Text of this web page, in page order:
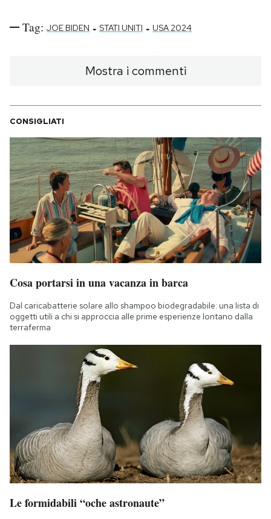
Tag: JOE BIDEN - STATI UNITI - USA 2024
Mostra i commenti
CONSIGLIATI
Cosa portarsi in una vacanza in barca
Dal caricabatterie solare allo shampoo biodegradabile: una lista di
oggetti utili a chi si approccia alle prime esperienze lontano dalla
terraferma
Le formidabili “oche astronaute”